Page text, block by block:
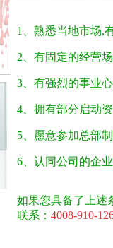
1、熟悉当地市场,
2、有固定的经营
3、有强烈的事业
4、拥有部分启动
5、愿意参加总部
6、认同公司的企
如果您具备了上述
联系： 4008-910-